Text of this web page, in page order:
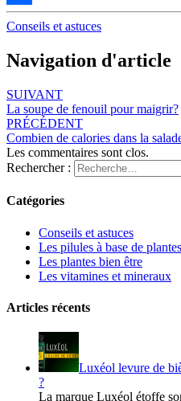
Partager
Conseils et astuces
Navigation d'article
SUIVANT
La soupe de fenouil pour maigrir?
PRÉCÉDENT
Combien de calories dans la
Les commentaires sont clos.
Rechercher :
Catégories
Conseils et astuces
Les pilules à base de plantes
Les plantes bien être
Les vitamines et mineraux
Articles récents
Luxéol levure de
?
La marque Luxéol étoffe